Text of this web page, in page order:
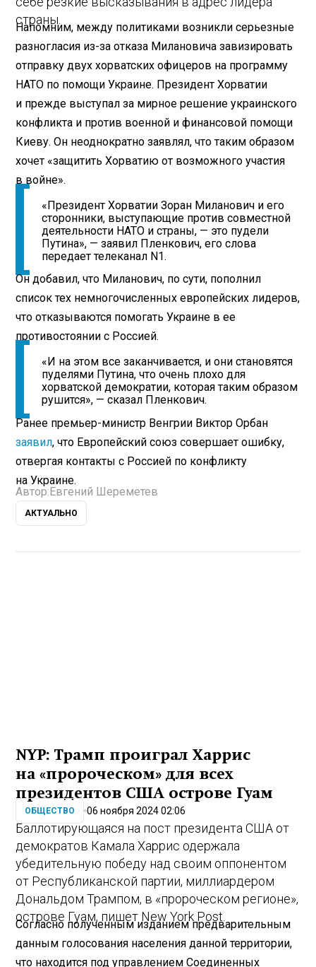
страны.
Напомним, между политиками возникли серьезные
разногласия из-за отказа Милановича завизировать
отправку двух хорватских офицеров на программу
НАТО по помощи Украине. Президент Хорватии
и прежде выступал за мирное решение украинского
конфликта и против военной и финансовой помощи
Киеву. Он неоднократно заявлял, что таким образом
хочет «защитить Хорватию от возможного участия
в войне».
«Президент Хорватии Зоран Миланович и его
сторонники, выступающие против совместной
деятельности НАТО и страны, — это пудели
Путина», — заявил Пленкович, его слова
передает телеканал N1.
Он добавил, что Миланович, по сути, пополнил
список тех немногочисленных европейских лидеров,
что отказываются помогать Украине в ее
противостоянии с Россией.
«И на этом все заканчивается, и они становятся
пуделями Путина, что очень плохо для
хорватской демократии, которая таким образом
рушится», — сказал Пленкович.
Ранее премьер-министр Венгрии Виктор Орбан
заявил, что Европейский союз совершает ошибку,
отвергая контакты с Россией по конфликту
на Украине.
Автор: Евгений Шереметев
АКТУАЛЬНО
NYP: Трамп проиграл Харрис
на «пророческом» для всех
президентов США острове Гуам
ОБЩЕСТВО 06 ноября 2024 02:06
Баллотирующаяся на пост президента США от
демократов Камала Харрис одержала
убедительную победу над своим оппонентом
от Республиканской партии, миллиардером
Дональдом Трампом, в «пророческом регионе»,
острове Гуам, пишет New York Post.
Согласно полученным изданием предварительным
данным голосования населения данной территории,
что находится под управлением Соединенных